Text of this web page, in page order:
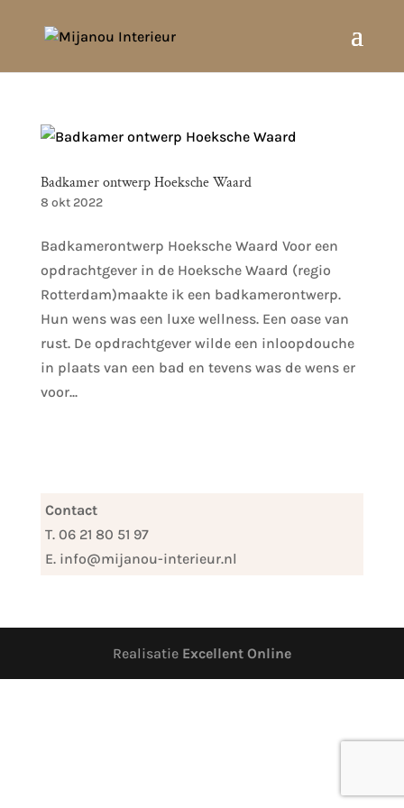
Badkamer ontwerp Hoeksche Waard
8 okt 2022
Badkamerontwerp Hoeksche Waard Voor een
opdrachtgever in de Hoeksche Waard (regio
Rotterdam)maakte ik een badkamerontwerp.
Hun wens was een luxe wellness. Een oase van
rust. De opdrachtgever wilde een inloopdouche
in plaats van een bad en tevens was de wens er
voor...
Contact
T. 06 21 80 51 97
E. info@mijanou-interieur.nl
Realisatie Excellent Online